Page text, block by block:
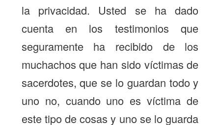
la privacidad. Usted se ha dado
cuenta en los testimonios que
seguramente ha recibido de los
muchachos que han sido víctimas de
sacerdotes, que se lo guardan todo y
uno no, cuando uno es víctima de
este tipo de cosas y uno se lo guarda